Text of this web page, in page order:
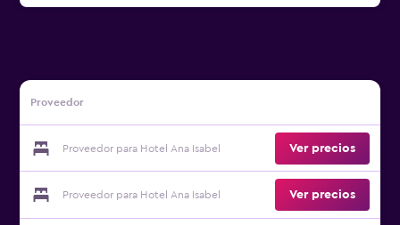
Proveedor
Proveedor para Hotel Ana Isabel Ver precios
Proveedor para Hotel Ana Isabel Ver precios